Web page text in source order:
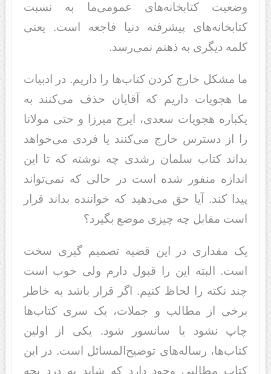
وضعیت کتابخانه‌های عمومی‌ما به نسبت
کتابخانه‌های پیشرفته دنیا فاجعه است. یعنی
کلمه دیگری به ذهنم نمی‌رسد.
ما مشکل خارج کردن کتاب‌ها را داریم. در ادبیات
ما هجویات داریم که آقایان حذف می‌کنند به
یکباره هجویات سعدی، ایرج میرزا و حتی مولانا
را از دسترس خارج می‌کنند یا فردی می‌خواهد
بداند کتاب سلمان رشدی چه نوشته که تا این
اندازه منفور شده است در حالی که نمی‌تواند
پیدا کند. آیا حق می‌دهید که خواننده بداند قرار
است مقابل چه چیزی موضع بگیرد؟
یک مقداری در این قضیه تصمیم گیری سخت
است. البته این را قبول دارم ولی خوب است
چند نکته را لحاظ کنیم. اگر قرار باشد به خاطر
برخی از مطالب و جملات، یک سری کتاب‌ها
چاپ نشود یا سانسور شود. یکی از اولین
کتاب‌ها، رساله‌های توضیح‌المسائل است. در این
کتاب مطالبی وجود دارد که شاید به درد بچه